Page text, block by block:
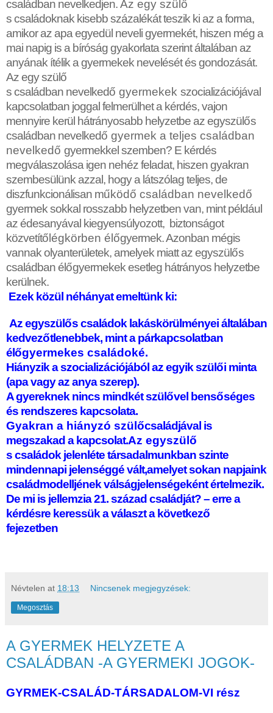
családban nevelkedjen.Az egy szül ő
s családoknak kisebb százalékát teszik ki az a forma,
amikor az apa egyedül neveli gyermekét, hiszen még a
mai napig is a bíróság gyakorlata szerint általában az
anyának ítélik a gyermekek nevelését és gondozását.
Az egy szülő
s családban nevelkedő gyermekek szocializációjával
kapcsolatban joggal felmerülhet a kérdés, vajon
mennyire kerül hátrányosabb helyzetbe az egyszülős
családban nevelkedő gyermek a teljes családban
nevelkedő gyermekkel szemben? E kérdés
megválaszolása igen nehéz feladat, hiszen gyakran
szembesülünk azzal, hogy a látszólag teljes, de
diszfunkcionálisan működő családban nevelkedő
gyermek sokkal rosszabb helyzetben van, mint például
az édesanyával kiegyensúlyozott, biztonságot
közvetítőlégkörben élőgyermek. Azonban mégis
vannak olyanterületek, amelyek miatt az egyszülős
családban élőgyermekek esetleg hátrányos helyzetbe
kerülnek.
Ezek közül néhányat emeltünk ki:
Az egyszülős családok lakáskörülményei általában
kedvezőtlenebbek, mint a párkapcsolatban
élőgyermekes családoké.
Hiányzik a szocializációjából az egyik szülői minta
(apa vagy az anya szerep).
A gyereknek nincs mindkét szülővel bensőséges
és rendszeres kapcsolata.
Gyakran a hiányzó szülőcsaládjával is
megszakad a kapcsolat.Az egyszülő
s családok jelenléte társadalmunkban szinte
mindennapi jelenséggé vált,amelyet sokan napjaink
családmodelljének válságjelenségeként értelmezik.
De mi is jellemzia 21. század családját? – erre a
kérdésre keressük a választ a következő
fejezetben
Névtelen at 18:13 Nincsenek megjegyzések:
Megosztás
A GYERMEK HELYZETE A
CSALÁDBAN -A GYERMEKI JOGOK-
GYRMEK-CSALÁD-TÁRSADALOM-VI rész